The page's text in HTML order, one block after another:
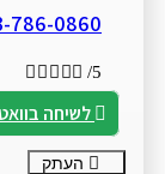
073-786-0860
  
לשיחה בוואטסאפ
העתק